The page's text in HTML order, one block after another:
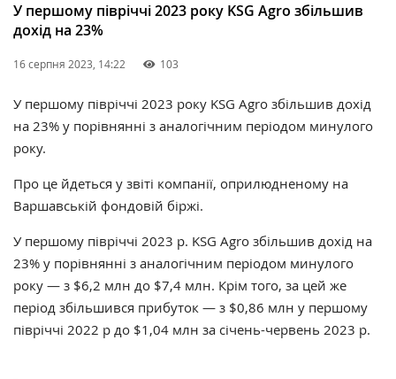
У першому півріччі 2023 року KSG Agro збільшив
дохід на 23%
16 серпня 2023, 14:22 103
У першому півріччі 2023 року KSG Agro збільшив дохід
на 23% у порівнянні з аналогічним періодом минулого
року.
Про це йдеться у звіті компанії, оприлюдненому на
Варшавській фондовій біржі.
У першому півріччі 2023 р. KSG Agro збільшив дохід на
23% у порівнянні з аналогічним періодом минулого
року — з $6,2 млн до $7,4 млн. Крім того, за цей же
період збільшився прибуток — з $0,86 млн у першому
півріччі 2022 р до $1,04 млн за січень-червень 2023 р.